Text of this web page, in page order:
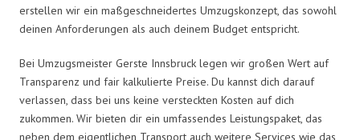
erstellen wir ein maßgeschneidertes Umzugskonzept, das sowohl
deinen Anforderungen als auch deinem Budget entspricht.
Bei Umzugsmeister Gerste Innsbruck legen wir großen Wert auf
Transparenz und fair kalkulierte Preise. Du kannst dich darauf
verlassen, dass bei uns keine versteckten Kosten auf dich
zukommen. Wir bieten dir ein umfassendes Leistungspaket, das
neben dem eigentlichen Transport auch weitere Services wie das